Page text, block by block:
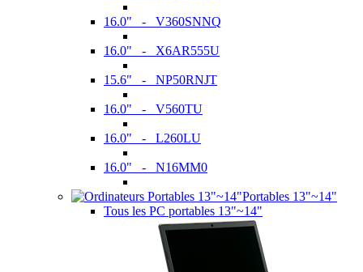
16.0" - V360SNNQ
16.0" - X6AR555U
15.6" - NP50RNJT
16.0" - V560TU
16.0" - L260LU
16.0" - N16MM0
Portables 13"~14"
Tous les PC portables 13"~14"